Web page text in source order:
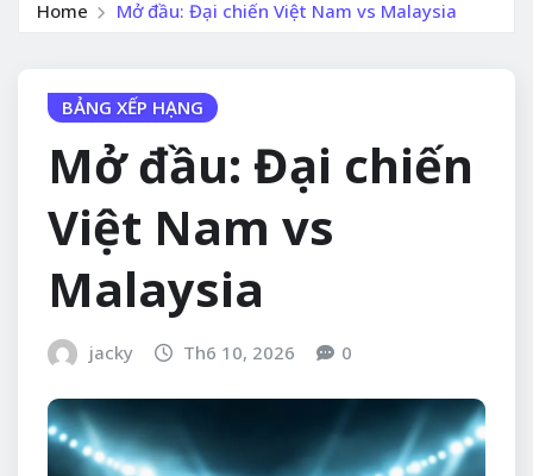
Home Mở đầu: Đại chiến Việt Nam vs Malaysia
BẢNG XẾP HẠNG
Mở đầu: Đại chiến
Việt Nam vs
Malaysia
jacky Th6 10, 2026 0